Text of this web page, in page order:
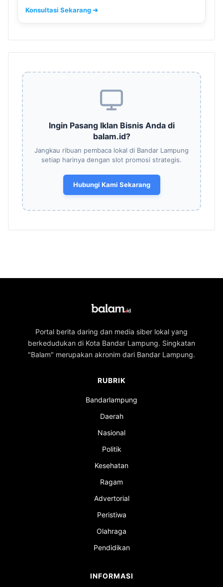
Konsultasi Sekarang ➔
Ingin Pasang Iklan Bisnis Anda di
balam.id?
Jangkau ribuan pembaca lokal di Bandar Lampung
setiap harinya dengan slot promosi strategis.
Hubungi Kami Sekarang
Portal berita daring dan media siber lokal yang
berkedudukan di Kota Bandar Lampung. Singkatan
"Balam" merupakan akronim dari Bandar Lampung.
RUBRIK
Bandarlampung
Daerah
Nasional
Politik
Kesehatan
Ragam
Advertorial
Peristiwa
Olahraga
Pendidikan
INFORMASI